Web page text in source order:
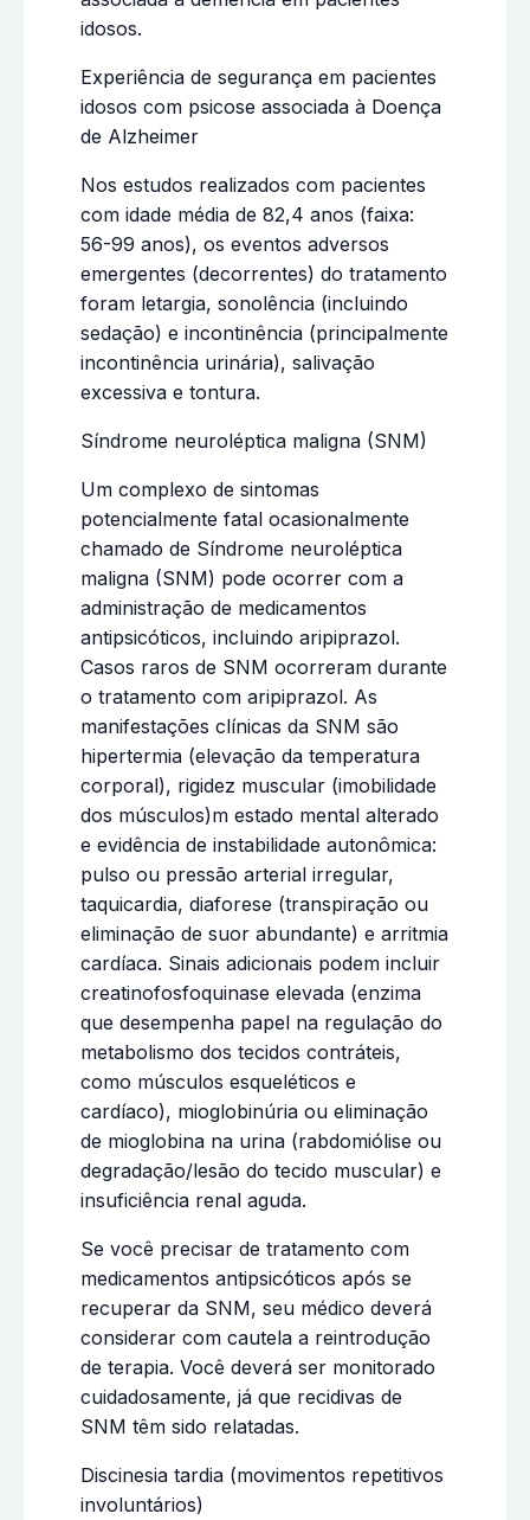
idosos.
Experiência de segurança em pacientes
idosos com psicose associada à Doença
de Alzheimer
Nos estudos realizados com pacientes
com idade média de 82,4 anos (faixa:
56-99 anos), os eventos adversos
emergentes (decorrentes) do tratamento
foram letargia, sonolência (incluindo
sedação) e incontinência (principalmente
incontinência urinária), salivação
excessiva e tontura.
Síndrome neuroléptica maligna (SNM)
Um complexo de sintomas
potencialmente fatal ocasionalmente
chamado de Síndrome neuroléptica
maligna (SNM) pode ocorrer com a
administração de medicamentos
antipsicóticos, incluindo aripiprazol.
Casos raros de SNM ocorreram durante
o tratamento com aripiprazol. As
manifestações clínicas da SNM são
hipertermia (elevação da temperatura
corporal), rigidez muscular (imobilidade
dos músculos)m estado mental alterado
e evidência de instabilidade autonômica:
pulso ou pressão arterial irregular,
taquicardia, diaforese (transpiração ou
eliminação de suor abundante) e arritmia
cardíaca. Sinais adicionais podem incluir
creatinofosfoquinase elevada (enzima
que desempenha papel na regulação do
metabolismo dos tecidos contráteis,
como músculos esqueléticos e
cardíaco), mioglobinúria ou eliminação
de mioglobina na urina (rabdomiólise ou
degradação/lesão do tecido muscular) e
insuficiência renal aguda.
Se você precisar de tratamento com
medicamentos antipsicóticos após se
recuperar da SNM, seu médico deverá
considerar com cautela a reintrodução
de terapia. Você deverá ser monitorado
cuidadosamente, já que recidivas de
SNM têm sido relatadas.
Discinesia tardia (movimentos repetitivos
involuntários)